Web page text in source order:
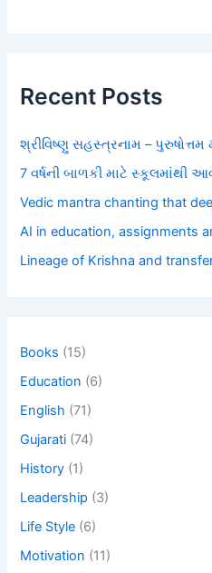
Recent Posts
શ્રીવિષ્ણુ સહસ્ત્રનામ –
7 વર્ષની બાળકી માટે સ્કૂલમાંથી
Vedic mantra chanting that
AI in education, assignments
Lineage of Krishna and
Books (15)
Education (6)
English (71)
Gujarati (74)
History (1)
Leadership (3)
Life Style (6)
Motivation (11)